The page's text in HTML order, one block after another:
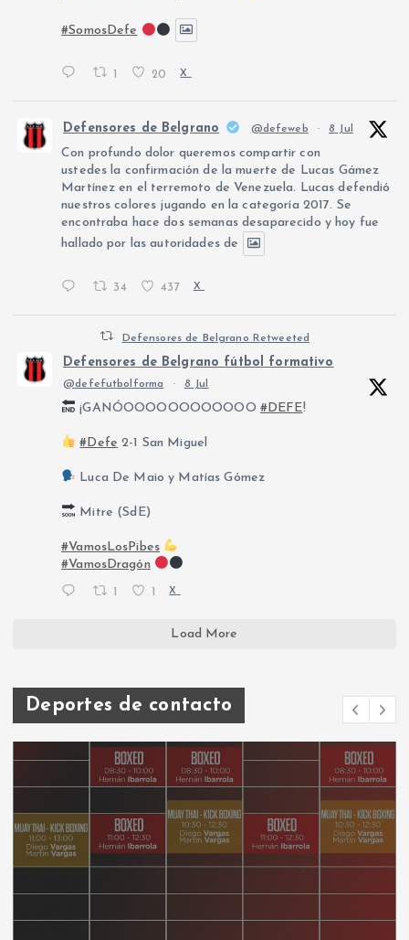
#SomosDefe
1 20 X
Defensores de Belgrano @defeweb · 8 Jul
Con profundo dolor queremos compartir con
ustedes la confirmación de la muerte de Lucas Gámez
Martínez en el terremoto de Venezuela. Lucas defendió
nuestros colores jugando en la categoría 2017. Se
encontraba hace dos semanas desaparecido y hoy fue
hallado por las autoridades de
34 437 X
Defensores de Belgrano Retweeted
Defensores de Belgrano fútbol formativo
@defefutbolforma · 8 Jul
¡GANÓOOOOOOOOOOOO #DEFE!
#Defe 2-1 San Miguel
Luca De Maio y Matías Gómez
Mitre (SdE)
#VamosLosPibes
#VamosDragón
X
Load More
Deportes de contacto